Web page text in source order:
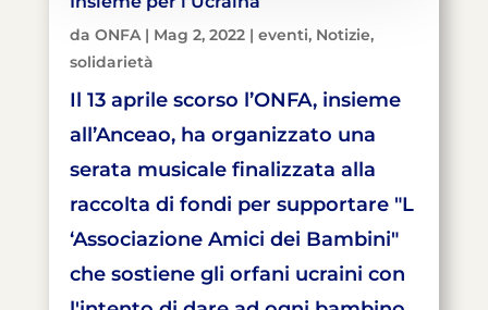
da ONFA| Mag 2, 2022| eventi, Notizie,
solidarietà
Il 13 aprile scorso l’ONFA, insieme
all’Anceao, ha organizzato una
serata musicale finalizzata alla
raccolta di fondi per supportare "L
‘Associazione Amici dei Bambini"
che sostiene gli orfani ucraini con